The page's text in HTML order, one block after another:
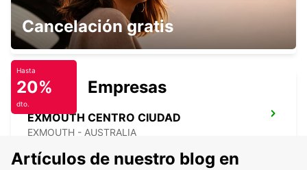
ONSLOW CENTRO CIUDAD
ONSLOW - AUSTRALIA
EXMOUTH CENTRO CIUDAD
EXMOUTH - AUSTRALIA
Cancelación gratis
Hasta
20%
dto.
Empresas
Artículos de nuestro blog en